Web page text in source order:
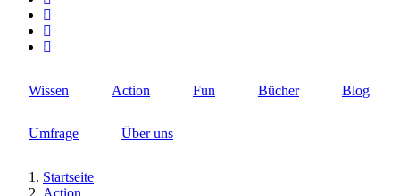
Wissen Action Fun Bücher Blog
Umfrage Über uns
Startseite
Action